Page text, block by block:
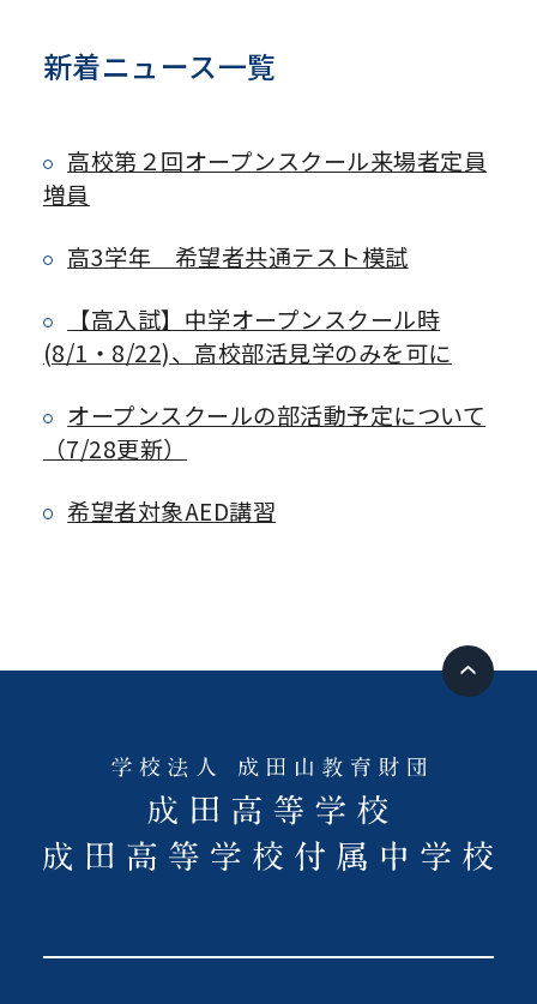
新着ニュース一覧
高校第２回オープンスクール来場者定員
増員
高3学年 希望者共通テスト模試
【高入試】中学オープンスクール時
(8/1・8/22)、高校部活見学のみを可に
オープンスクールの部活動予定について
（7/28更新）
希望者対象AED講習